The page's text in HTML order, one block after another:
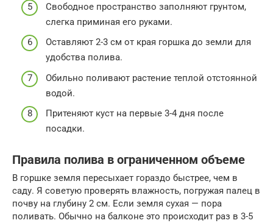
Свободное пространство заполняют грунтом,
слегка приминая его руками.
Оставляют 2-3 см от края горшка до земли для
удобства полива.
Обильно поливают растение теплой отстоянной
водой.
Притеняют куст на первые 3-4 дня после
посадки.
Правила полива в ограниченном объеме
В горшке земля пересыхает гораздо быстрее, чем в
саду. Я советую проверять влажность, погружая палец в
почву на глубину 2 см. Если земля сухая — пора
поливать. Обычно на балконе это происходит раз в 3-5